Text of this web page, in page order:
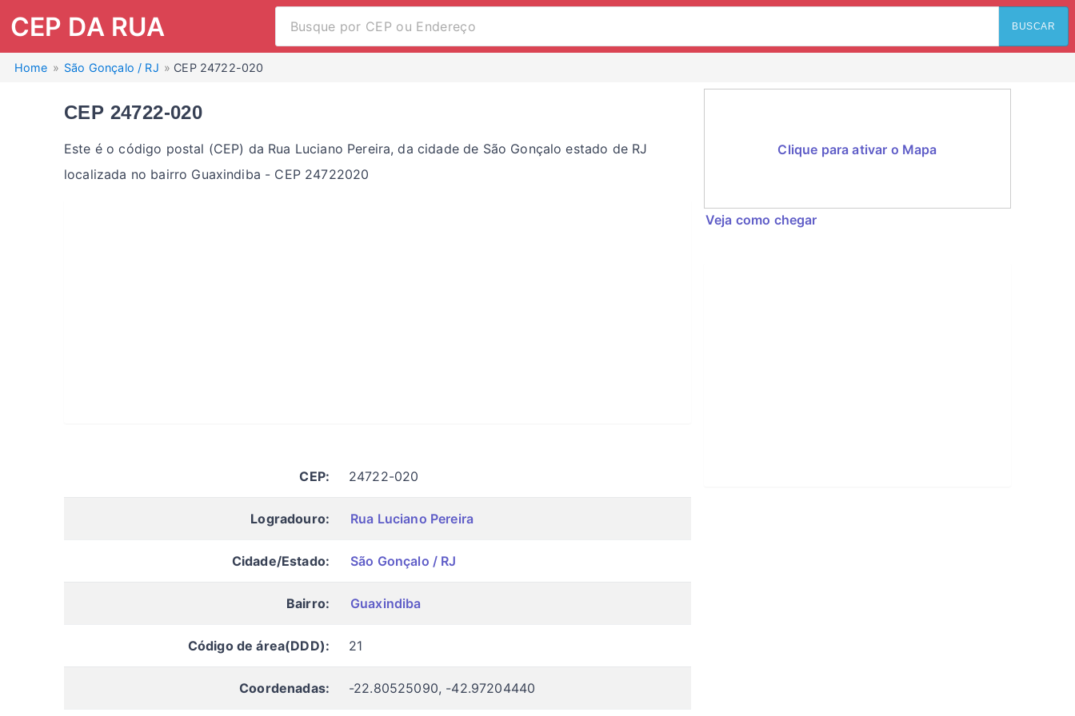
CEP DA RUA BUSCAR
Home São Gonçalo / RJ CEP 24722-020
CEP 24722-020
Este é o código postal (CEP) da Rua Luciano Pereira, da cidade de São Gonçalo estado de RJ
localizada no bairro Guaxindiba - CEP 24722020
CEP: 24722-020
Logradouro: Rua Luciano Pereira
Cidade/Estado: São Gonçalo / RJ
Bairro: Guaxindiba
Código de área(DDD): 21
Coordenadas: -22.80525090, -42.97204440
Clique para ativar o Mapa
Veja como chegar